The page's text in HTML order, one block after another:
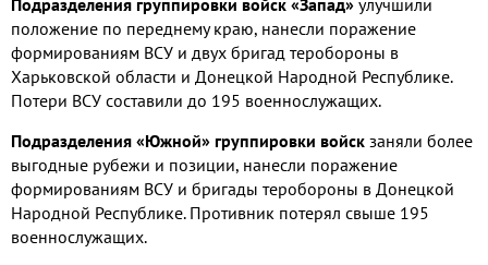
Подразделения группировки войск «Запад» улучшили
положение по переднему краю, нанесли поражение
формированиям ВСУ и двух бригад теробороны в
Харьковской области и Донецкой Народной Республике.
Потери ВСУ составили до 195 военнослужащих.
Подразделения «Южной» группировки войск заняли более
выгодные рубежи и позиции, нанесли поражение
формированиям ВСУ и бригады теробороны в Донецкой
Народной Республике. Противник потерял свыше 195
военнослужащих.